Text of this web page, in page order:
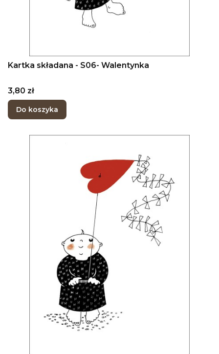
Kartka składana - S06- Walentynka
Cena
3,80 zł
Do koszyka